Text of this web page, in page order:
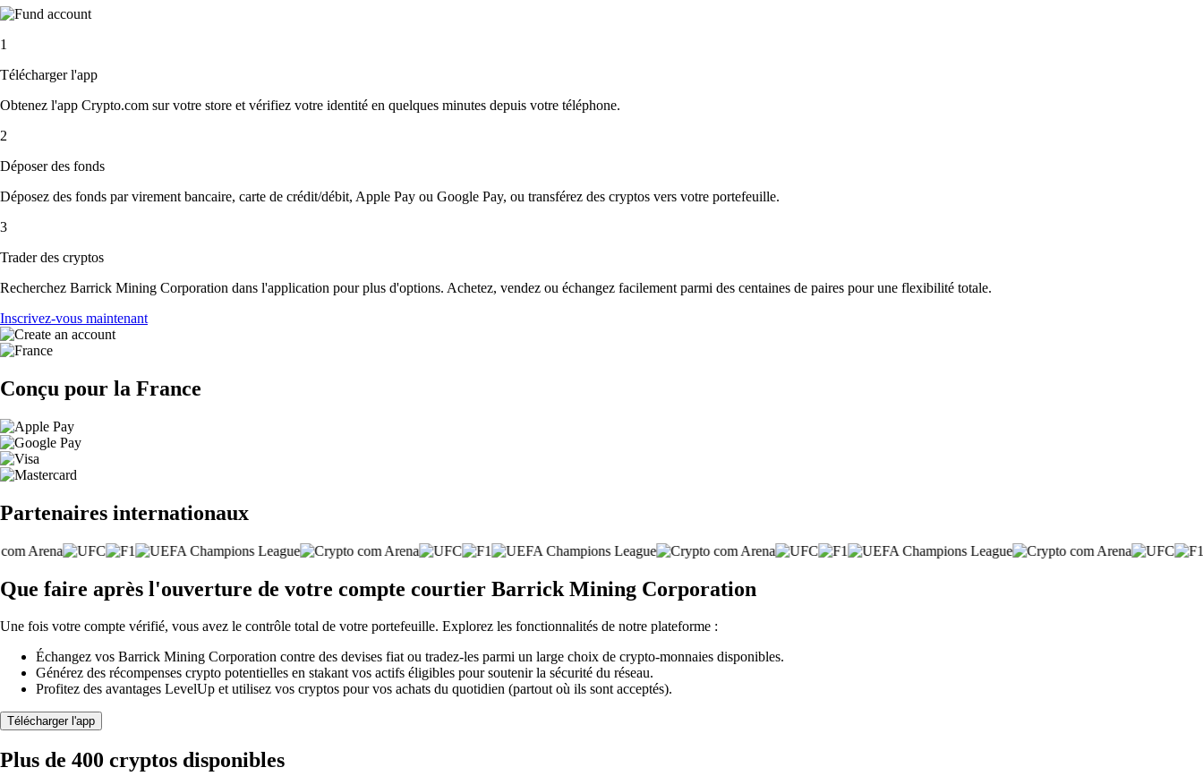
1
Télécharger l'app
Obtenez l'app Crypto.com sur votre store et vérifiez votre identité en quelques minutes depuis votre téléphone.
2
Déposer des fonds
Déposez des fonds par virement bancaire, carte de crédit/débit, Apple Pay ou Google Pay, ou transférez des cryptos vers votre portefeuille.
3
Trader des cryptos
Recherchez Barrick Mining Corporation dans l'application pour plus d'options. Achetez, vendez ou échangez facilement parmi des centaines de paires pour une flexibilité totale.
Inscrivez-vous maintenant
Conçu pour la France
Partenaires internationaux
Que faire après l'ouverture de votre compte courtier Barrick Mining Corporation
Une fois votre compte vérifié, vous avez le contrôle total de votre portefeuille. Explorez les fonctionnalités de notre plateforme :
Échangez vos Barrick Mining Corporation contre des devises fiat ou tradez-les parmi un large choix de crypto-monnaies disponibles.
Générez des récompenses crypto potentielles en stakant vos actifs éligibles pour soutenir la sécurité du réseau.
Profitez des avantages LevelUp et utilisez vos cryptos pour vos achats du quotidien (partout où ils sont acceptés).
Télécharger l'app
Plus de 400 cryptos disponibles